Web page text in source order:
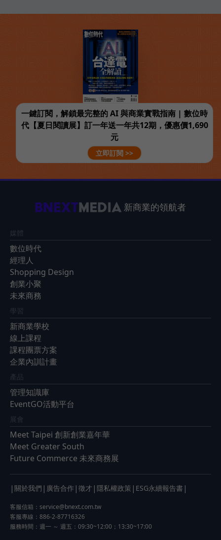
一鍵訂閱，解鎖最完整的 AI 與商業實戰指南 | 數位時
代【夏日閱讀展】訂一年送一年共12期，優惠價1,690
元
立即訂閱 >>
新商業的領航者
媒體
數位時代
經理人
Shopping Design
創業小聚
未來商務
學習
新商業學校
線上課程
課程團票方案
企業內訓計畫
產品
管理知識庫
EventGO活動平台
展會
Meet Taipei 創新創業嘉年華
Meet Greater South
Future Commerce 未來商務展
| 關於我們 | 廣告合作 | 徵才 | 隱私權政策 | ESG永續報告書 |
客服信箱： service@bnext.com.tw
客服專線：886-2-87716326
服務時間：週一 ～ 週五：09:30~12:00；13:30~17:00